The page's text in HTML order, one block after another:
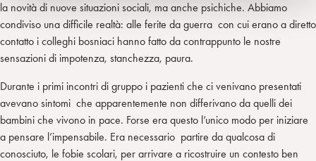
la novità di nuove situazioni sociali, ma anche psichiche. Abbiamo
condiviso una difficile realtà: alle ferite da guerra con cui erano a diretto
contatto i colleghi bosniaci hanno fatto da contrappunto le nostre
sensazioni di impotenza, stanchezza, paura.
Durante i primi incontri di gruppo i pazienti che ci venivano presentati
avevano sintomi che apparentemente non differivano da quelli dei
bambini che vivono in pace. Forse era questo l’unico modo per iniziare
a pensare l’impensabile. Era necessario partire da qualcosa di
conosciuto, le fobie scolari, per arrivare a ricostruire un contesto ben